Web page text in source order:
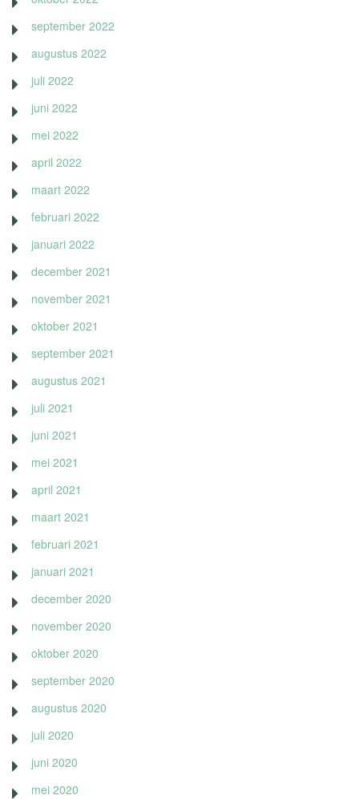
september 2022
augustus 2022
juli 2022
juni 2022
mei 2022
april 2022
maart 2022
februari 2022
januari 2022
december 2021
november 2021
oktober 2021
september 2021
augustus 2021
juli 2021
juni 2021
mei 2021
april 2021
maart 2021
februari 2021
januari 2021
december 2020
november 2020
oktober 2020
september 2020
augustus 2020
juli 2020
juni 2020
mei 2020